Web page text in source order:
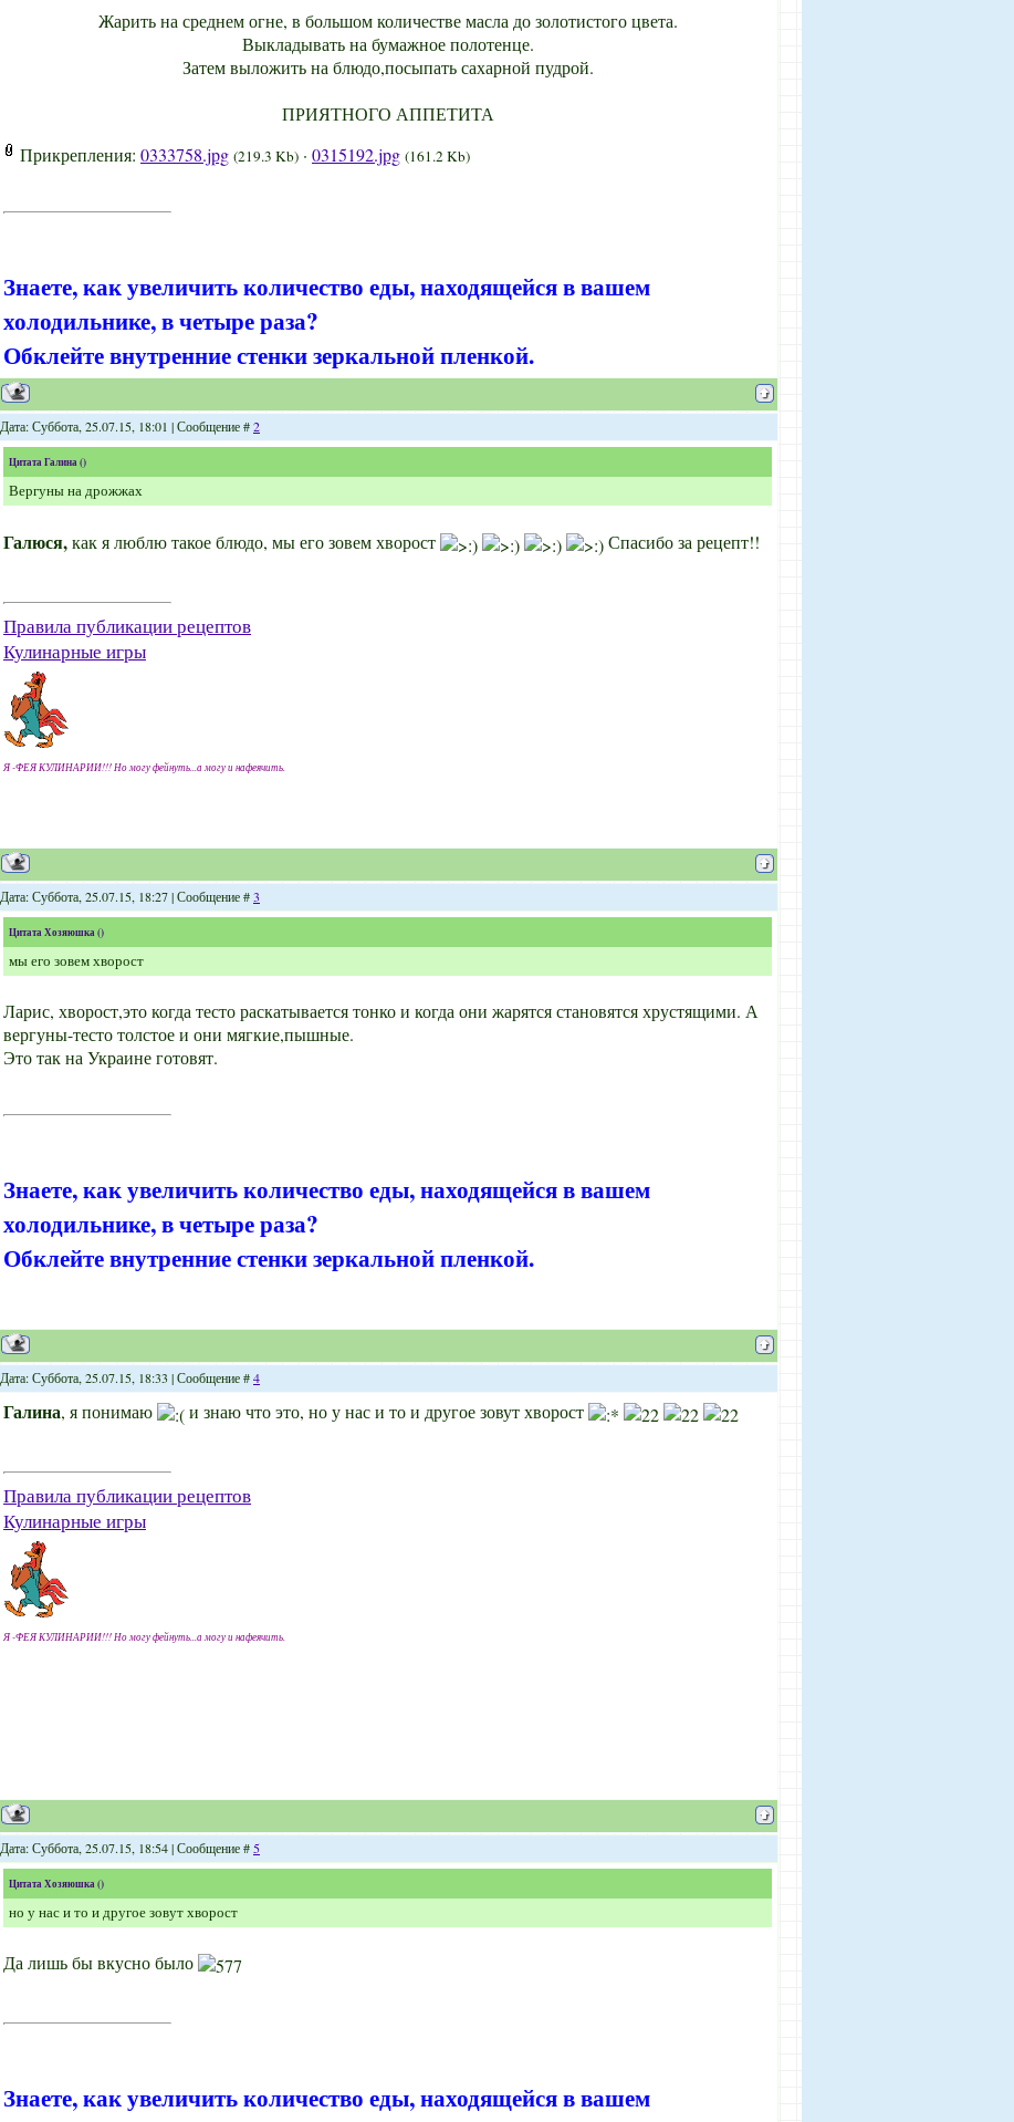
Жарить на среднем огне, в большом количестве масла до золотистого цвета.
Выкладывать на бумажное полотенце.
Затем выложить на блюдо,посыпать сахарной пудрой.
ПРИЯТНОГО АППЕТИТА
Прикрепления: 0333758.jpg (219.3 Kb) · 0315192.jpg (161.2 Kb)
Знаете, как увеличить количество еды, находящейся в вашем
холодильнике, в четыре раза?
Обклейте внутренние стенки зеркальной пленкой.
Дата: Суббота, 25.07.15, 18:01 | Сообщение #2
ЦитатаГалина()
Вергуны на дрожжах
Галюся,как я люблю такое блюдо, мы его зовем хворост Спасибо за рецепт!!
Правила публикации рецептов
Кулинарные игры
Я -ФЕЯ КУЛИНАРИИ!!! Но могу фейнуть...а могу и нафеячить.
Дата: Суббота, 25.07.15, 18:27 | Сообщение #3
ЦитатаХозяюшка()
мы его зовем хворост
Ларис, хворост,это когда тесто раскатывается тонко и когда они жарятся становятся хрустящими. А
вергуны-тесто толстое и они мягкие,пышные.
Это так на Украине готовят.
Знаете, как увеличить количество еды, находящейся в вашем
холодильнике, в четыре раза?
Обклейте внутренние стенки зеркальной пленкой.
Дата: Суббота, 25.07.15, 18:33 | Сообщение #4
Галина, я понимаю и знаю что это, но у нас и то и другое зовут хворост
Правила публикации рецептов
Кулинарные игры
Я -ФЕЯ КУЛИНАРИИ!!! Но могу фейнуть...а могу и нафеячить.
Дата: Суббота, 25.07.15, 18:54 | Сообщение # 5
ЦитатаХозяюшка()
но у нас и то и другое зовут хворост
Да лишь бы вкусно было
Знаете, как увеличить количество еды, находящейся в вашем